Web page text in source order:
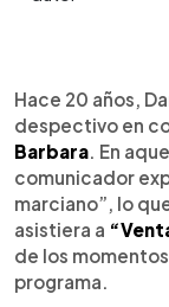
►
Hace 20 años,
despectivo en
Barbara . En
comunicador
marciano”, lo
asistiera a
de los
programa.